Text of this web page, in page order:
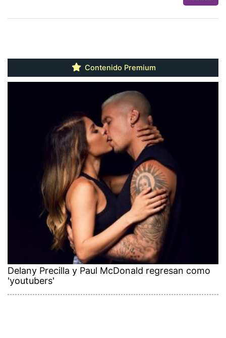
Contenido Premium
Delany Precilla y Paul McDonald regresan como
'youtubers'